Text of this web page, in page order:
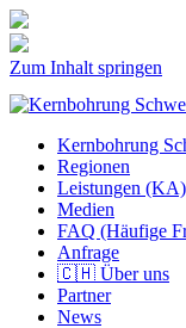
Zum Inhalt springen
Kernbohrung
Regionen
Leistungen (KA)
Medien
FAQ (Häufige
Anfrage
🇨🇭 Über uns
Partner
News